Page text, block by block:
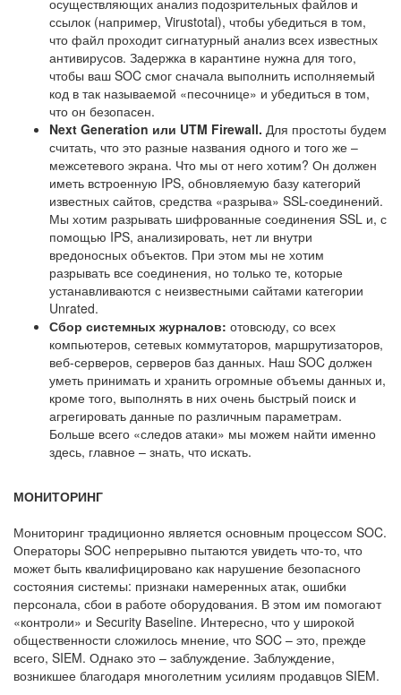
ссылок (например, Virustotal), чтобы убедиться в том,
что файл проходит сигнатурный анализ всех известных
антивирусов. Задержка в карантине нужна для того,
чтобы ваш SOC смог сначала выполнить исполняемый
код в так называемой «песочнице» и убедиться в том,
что он безопасен.
Next Generation или UTM Firewall. Для простоты будем
считать, что это разные названия одного и того же –
межсетевого экрана. Что мы от него хотим? Он должен
иметь встроенную IPS, обновляемую базу категорий
известных сайтов, средства «разрыва» SSL-соединений.
Мы хотим разрывать шифрованные соединения SSL и, с
помощью IPS, анализировать, нет ли внутри
вредоносных объектов. При этом мы не хотим
разрывать все соединения, но только те, которые
устанавливаются с неизвестными сайтами категории
Unrated.
Сбор системных журналов: отовсюду, со всех
компьютеров, сетевых коммутаторов, маршрутизаторов,
веб-серверов, серверов баз данных. Наш SOC должен
уметь принимать и хранить огромные объемы данных и,
кроме того, выполнять в них очень быстрый поиск и
агрегировать данные по различным параметрам.
Больше всего «следов атаки» мы можем найти именно
здесь, главное – знать, что искать.
МОНИТОРИНГ
Мониторинг традиционно является основным процессом SOC.
Операторы SOC непрерывно пытаются увидеть что-то, что
может быть квалифицировано как нарушение безопасного
состояния системы: признаки намеренных атак, ошибки
персонала, сбои в работе оборудования. В этом им помогают
«контроли» и Security Baseline. Интересно, что у широкой
общественности сложилось мнение, что SOC – это, прежде
всего, SIEM. Однако это – заблуждение. Заблуждение,
возникшее благодаря многолетним усилиям продавцов SIEM.